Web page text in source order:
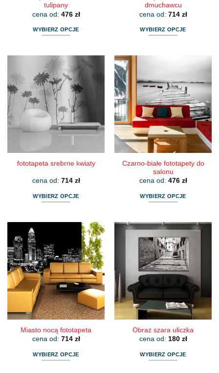
tulipany
cena od: 476 zł
WYBIERZ OPCJE
wiele
wariantów.
Opcje
można
wybrać
na
stronie
produktu
dmuchawcu
cena od: 714 zł
WYBIERZ OPCJE
wariantów.
Opcje
można
wybrać
stronie
produktu
fototapeta srebrne kwiaty
cena od: 714 zł
WYBIERZ OPCJE
wariantów.
Opcje
wybrać
na
stronie
produktu
Czarno-białe fototapety do
salonu
cena od: 476 zł
WYBIERZ OPCJE
ma
wiele
wariantów.
Opcje
można
stronie
produktu
Miasto nocą fototapeta
cena od: 714 zł
WYBIERZ OPCJE
Obraz szara uliczka
cena od: 180 zł
WYBIERZ OPCJE